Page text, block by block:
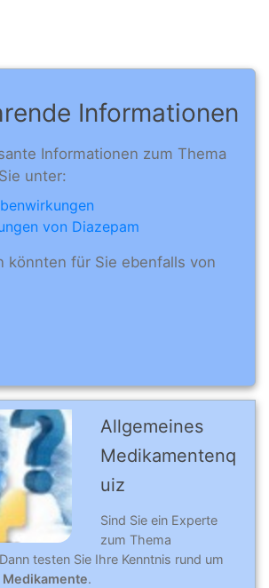
Informationen
Informationen zum Thema
unter:
von Diazepam
könnten für Sie ebenfalls von
Allgemeines
Medikamentenq
uiz
Sind Sie ein Experte
zum Thema
testen Sie Ihre Kenntnis rund um
Medikamente.